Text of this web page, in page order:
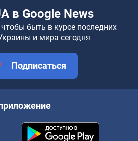
в Google News
быть в курсе последних
и мира сегодня
Подписаться